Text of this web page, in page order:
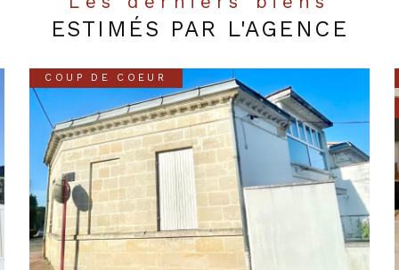
ESTIMÉS PAR L'AGENCE
COUP DE COEUR